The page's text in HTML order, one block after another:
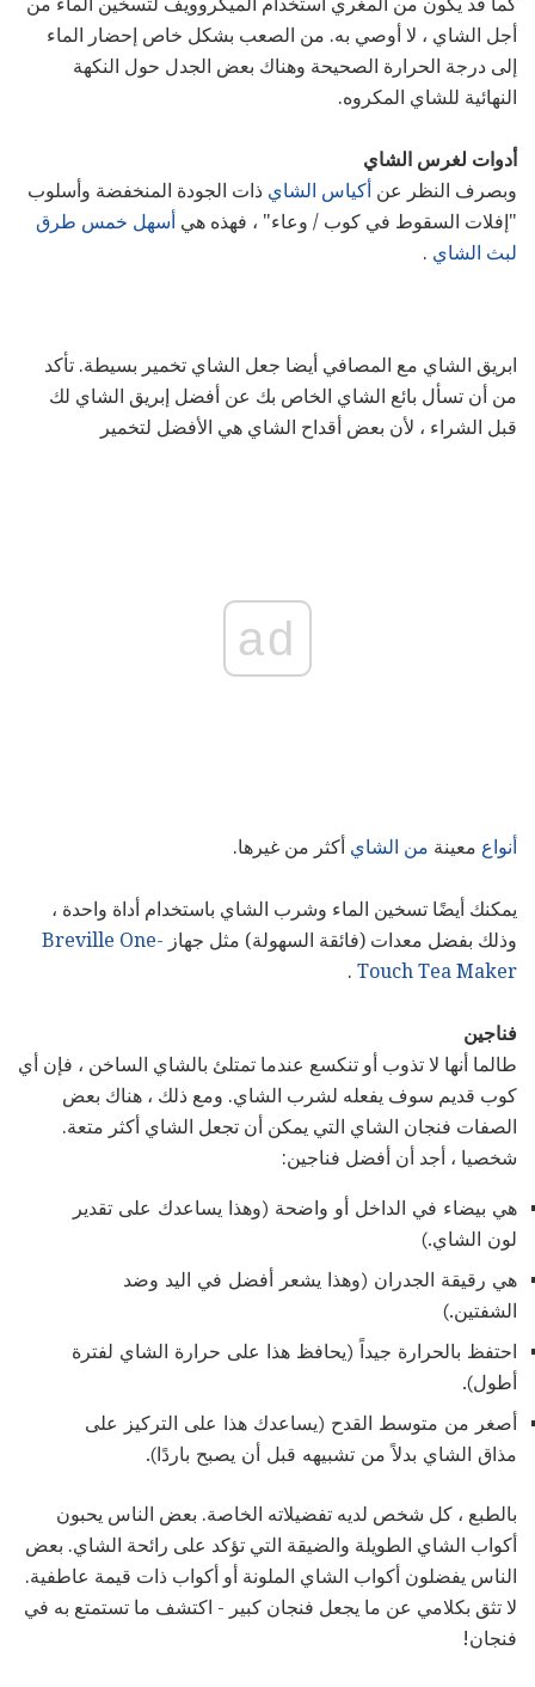
أجل الشاي ، لا أوصي به. من الصعب بشكل خاص إحضار الماء
إلى درجة الحرارة الصحيحة وهناك بعض الجدل حول النكهة
النهائية للشاي المكروه.
أدوات لغرس الشاي
وبصرف النظر عن أكياس الشاي ذات الجودة المنخفضة وأسلوب
"إفلات السقوط في كوب / وعاء" ، فهذه هي أسهل خمس طرق
لبث الشاي .
ابريق الشاي مع المصافي أيضا جعل الشاي تخمير بسيطة. تأكد
من أن تسأل بائع الشاي الخاص بك عن أفضل إبريق الشاي لك
قبل الشراء ، لأن بعض أقداح الشاي هي الأفضل لتخمير
ad
أنواع معينة من الشاي أكثر من غيرها.
يمكنك أيضًا تسخين الماء وشرب الشاي باستخدام أداة واحدة ،
وذلك بفضل معدات (فائقة السهولة) مثل جهاز Breville One-
Touch Tea Maker
.
فناجين
طالما أنها لا تذوب أو تنكسع عندما تمتلئ بالشاي الساخن ، فإن أي
كوب قديم سوف يفعله لشرب الشاي. ومع ذلك ، هناك بعض
الصفات فنجان الشاي التي يمكن أن تجعل الشاي أكثر متعة.
شخصيا ، أجد أن أفضل فناجين:
هي بيضاء في الداخل أو واضحة (وهذا يساعدك على تقدير
لون الشاي.)
هي رقيقة الجدران (وهذا يشعر أفضل في اليد وضد
الشفتين.)
احتفظ بالحرارة جيداً (يحافظ هذا على حرارة الشاي لفترة
أطول).
أصغر من متوسط ​​القدح (يساعدك هذا على التركيز على
مذاق الشاي بدلاً من تشبيهه قبل أن يصبح باردًا).
بالطبع ، كل شخص لديه تفضيلاته الخاصة. بعض الناس يحبون
أكواب الشاي الطويلة والضيقة التي تؤكد على رائحة الشاي. بعض
الناس يفضلون أكواب الشاي الملونة أو أكواب ذات قيمة عاطفية.
لا تثق بكلامي عن ما يجعل فنجان كبير - اكتشف ما تستمتع به في
فنجان!